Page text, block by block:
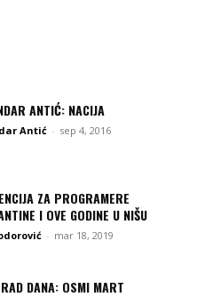
ANTIĆ: NACIJA
Antić - sep 4, 2016
ZA PROGRAMERE
I OVE GODINE U NIŠU
- mar 18, 2019
DANA: OSMI MART